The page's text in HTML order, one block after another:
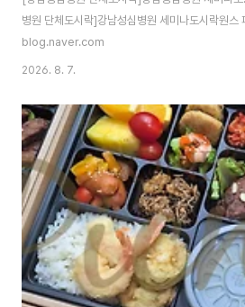
병원 단체도시락]강남성심병원 세미나도시락원스
blog.naver.com
2026. 8. 7.